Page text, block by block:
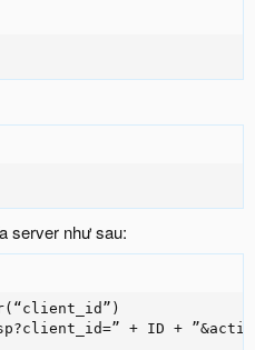
server như sau:
+ ID +